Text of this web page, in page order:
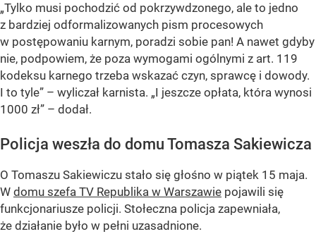
„Tylko musi pochodzić od pokrzywdzonego, ale to jedno
z bardziej odformalizowanych pism procesowych
w postępowaniu karnym, poradzi sobie pan! A nawet gdyby
nie, podpowiem, że poza wymogami ogólnymi z art. 119
kodeksu karnego trzeba wskazać czyn, sprawcę i dowody.
I to tyle” – wyliczał karnista. „I jeszcze opłata, która wynosi
1000 zł” – dodał.
Policja weszła do domu Tomasza Sakiewicza
O Tomaszu Sakiewiczu stało się głośno w piątek 15 maja.
W domu szefa TV Republika w Warszawie pojawili się
funkcjonariusze policji. Stołeczna policja zapewniała,
że działanie było w pełni uzasadnione.